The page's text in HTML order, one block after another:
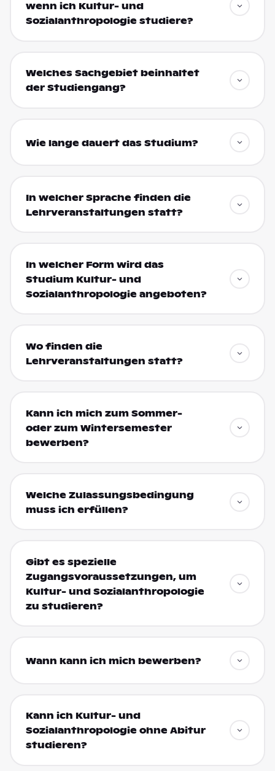
wenn ich Kultur- und
Sozialanthropologie studiere?
Welches Sachgebiet beinhaltet
der Studiengang?
Wie lange dauert das Studium?
In welcher Sprache finden die
Lehrveranstaltungen statt?
In welcher Form wird das
Studium Kultur- und
Sozialanthropologie angeboten?
Wo finden die
Lehrveranstaltungen statt?
Kann ich mich zum Sommer-
oder zum Wintersemester
bewerben?
Welche Zulassungsbedingung
muss ich erfüllen?
Gibt es spezielle
Zugangsvoraussetzungen, um
Kultur- und Sozialanthropologie
zu studieren?
Wann kann ich mich bewerben?
Kann ich Kultur- und
Sozialanthropologie ohne Abitur
studieren?